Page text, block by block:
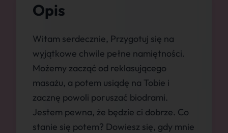
Opis
Witam serdecznie, Przygotuj się na
wyjątkowe chwile pełne namiętności.
Możemy zacząć od reklasującego
masażu, a potem usiądę na Tobie i
zacznę powoli poruszać biodrami.
Jestem pewna, że będzie ci dobrze. Co
stanie się potem? Dowiesz się, gdy mnie